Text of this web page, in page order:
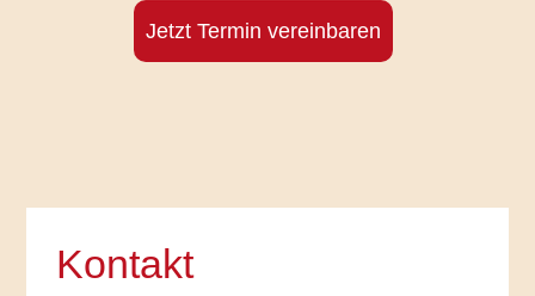
Jetzt Termin vereinbaren
Kontakt